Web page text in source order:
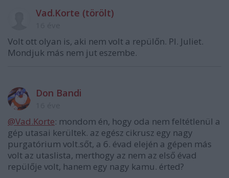
Vad.Korte (törölt)
Volt ott olyan is, aki nem volt a repülőn. Pl. Juliet.
Mondjuk más nem jut eszembe.
Don Bandi
@Vad.Korte: mondom én, hogy oda nem feltétlenül a
gép utasai kerültek. az egész cikrusz egy nagy
purgatórium volt.sőt, a 6. évad elején a gépen más
volt az utaslista, merthogy az nem az első évad
repülője volt, hanem egy nagy kamu. érted?